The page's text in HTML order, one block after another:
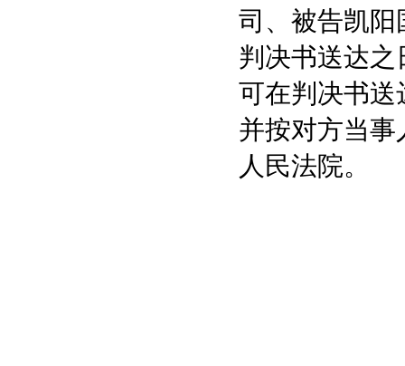
司、被告凯阳
判决书送达
可在判决书送
并按对方当
人民法院。